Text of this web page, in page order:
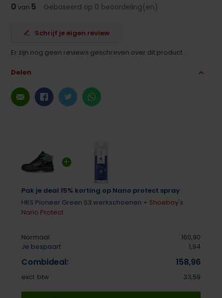
Pak je deal 15% korting op Nano protect spray
HKS Pioneer Green S3 werkschoenen + Shoeboy's
Nano Protect
Normaal:
160,90
Je bespaart
1,94
Combideal: 158,96
excl. btw 33,59
0 van 5 Gebaseerd op 0 beoordeling(en)
Schrijf je eigen review
Er zijn nog geen reviews geschreven over dit product..
Delen